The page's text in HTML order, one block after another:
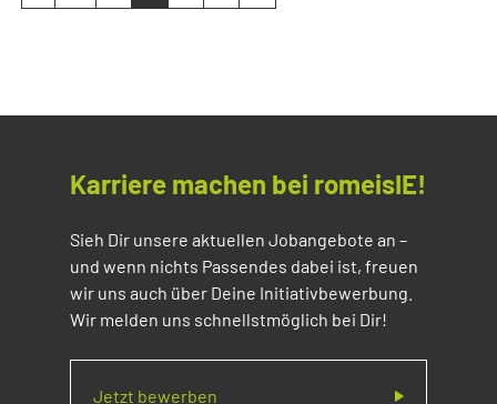
Karriere machen bei romeisIE!
Sieh Dir unsere aktuellen Jobangebote an –
und wenn nichts Passendes dabei ist, freuen
wir uns auch über Deine Initiativbewerbung.
Wir melden uns schnellstmöglich bei Dir!
Jetzt bewerben